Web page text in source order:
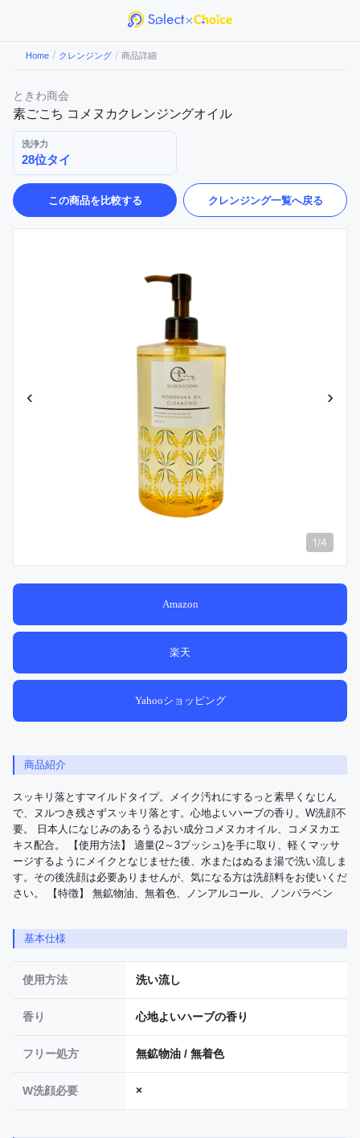
Home / クレンジング / 商品詳細
ときわ商会
素ごこち コメヌカクレンジングオイル
洗浄力
28位タイ
この商品を比較する クレンジング一覧へ戻る
‹ ›
1 /4
Amazon
楽天
Yahooショッピング
商品紹介
スッキリ落とすマイルドタイプ。メイク汚れにするっと素早くなじん
で、ヌルつき残さずスッキリ落とす。心地よいハーブの香り。W洗顔不
要。 日本人になじみのあるうるおい成分コメヌカオイル、コメヌカエ
キス配合。 【使用方法】 適量(2～3プッシュ)を手に取り、軽くマッサ
ージするようにメイクとなじませた後、水またはぬるま湯で洗い流しま
す。その後洗顔は必要ありませんが、気になる方は洗顔料をお使いくだ
さい。 【特徴】 無鉱物油、無着色、ノンアルコール、ノンパラベン
基本仕様
使用方法 洗い流し
香り 心地よいハーブの香り
フリー処方 無鉱物油 / 無着色
W洗顔必要 ×